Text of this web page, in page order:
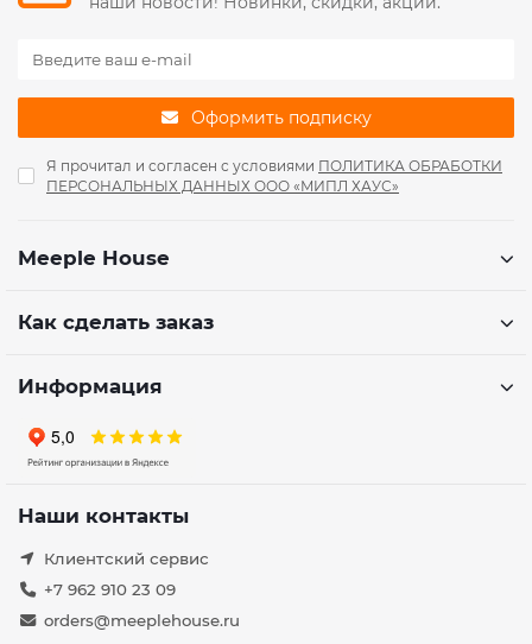
Оформить подписку
Я прочитал и согласен с условиями ПОЛИТИКА ОБРАБОТКИ
ПЕРСОНАЛЬНЫХ ДАННЫХ ООО «МИПЛ ХАУС»
Meeple House
Как сделать заказ
Информация
Наши контакты
Клиентский сервис
+7 962 910 23 09
orders@meeplehouse.ru